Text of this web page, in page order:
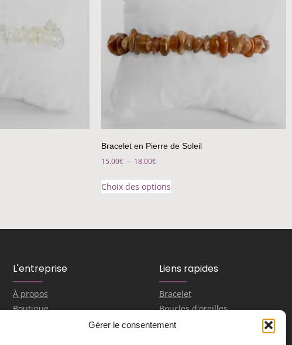
Gérer le consentement
Bracelet en Pierre de Soleil
15.00€ – 18.00€
Choix des options
L'entreprise
À propos
Boutique
Je souhaite collaborer
Liens rapides
Bracelet
Boucles d'oreilles
Pendentifs